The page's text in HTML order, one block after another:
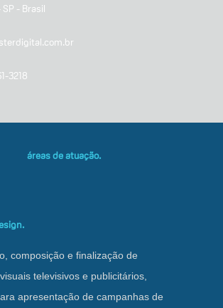
SP - Brasil
3218
áreas de atuação.
composição e finalização de
televisivos e publicitários,
apresentação de campanhas de